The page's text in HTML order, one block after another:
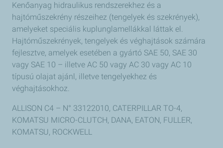
Kenőanyag hidraulikus rendszerekhez és a
hajtóműszekrény részeihez (tengelyek és szekrények),
amelyeket speciális kuplunglamellákkal láttak el.
Hajtóműszekrények, tengelyek és véghajtások számára
fejlesztve, amelyek esetében a gyártó SAE 50, SAE 30
vagy SAE 10 – illetve AC 50 vagy AC 30 vagy AC 10
típusú olajat ajánl, illetve tengelyekhez és
véghajtásokhoz.
ALLISON C4 – N° 33122010, CATERPILLAR TO-4,
KOMATSU MICRO-CLUTCH, DANA, EATON, FULLER,
KOMATSU, ROCKWELL